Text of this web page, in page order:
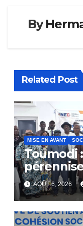
By
Related Post
MISE EN AVANT
Toumodi
AOÛT 6, 2026